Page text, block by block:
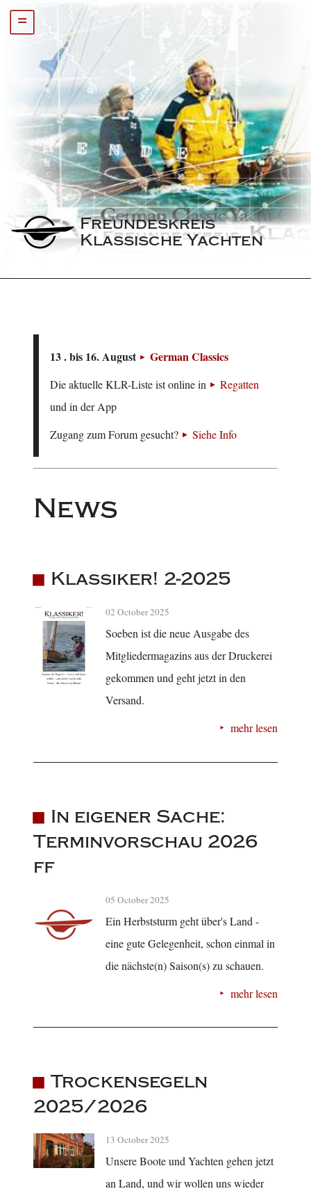
=
Freundeskreis
Klassische Yachten
13 . bis 16. August German Classics
Die aktuelle KLR-Liste ist online in
Regatten
und in der App
Zugang zum Forum gesucht?
Siehe Info
News
Klassiker! 2-2025
02 October 2025
Soeben ist die neue Ausgabe des
Mitgliedermagazins aus der Druckerei
gekommen und geht jetzt in den
Versand.
mehr lesen
In eigener Sache:
Terminvorschau 2026
ff
05 October 2025
Ein Herbststurm geht über's Land -
eine gute Gelegenheit, schon einmal in
die nächste(n) Saison(s) zu schauen.
mehr lesen
Trockensegeln
2025/2026
13 October 2025
Unsere Boote und Yachten gehen jetzt
an Land, und wir wollen uns wieder